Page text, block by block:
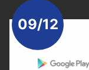
09/12